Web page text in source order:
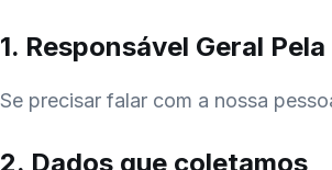
1. Responsável Geral
Se precisar falar com a nossa
2. Dados que coletamos